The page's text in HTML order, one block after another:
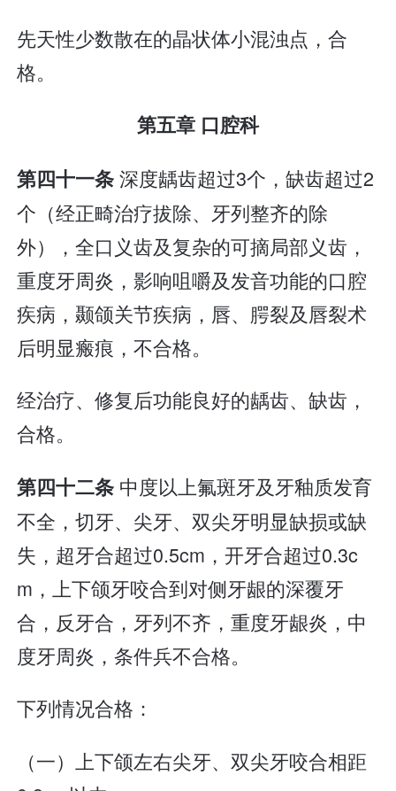
先天性少数散在的晶状体小混浊点，合
格。
第五章 口腔科
第四十一条深度龋齿超过3个，缺齿超过2
个（经正畸治疗拔除、牙列整齐的除
外），全口义齿及复杂的可摘局部义齿，
重度牙周炎，影响咀嚼及发音功能的口腔
疾病，颞颌关节疾病，唇、腭裂及唇裂术
后明显瘢痕，不合格。
经治疗、修复后功能良好的龋齿、缺齿，
合格。
第四十二条 中度以上氟斑牙及牙釉质发育
不全，切牙、尖牙、双尖牙明显缺损或缺
失，超牙合超过0.5cm，开牙合超过0.3c
m，上下颌牙咬合到对侧牙龈的深覆牙
合，反牙合，牙列不齐，重度牙龈炎，中
度牙周炎，条件兵不合格。
下列情况合格：
（一）上下颌左右尖牙、双尖牙咬合相距